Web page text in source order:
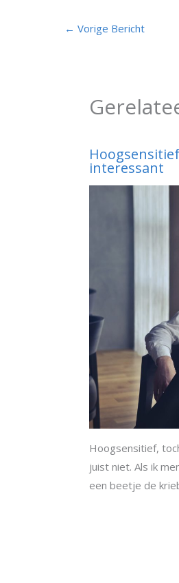
← Vorige Bericht
interessant
Hoogsensitief,
juist niet. Als ik
een beetje de